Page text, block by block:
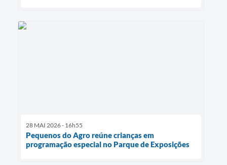
28 MAI 2026 - 16h55
Pequenos do Agro reúne crianças em
programação especial no Parque de Exposições